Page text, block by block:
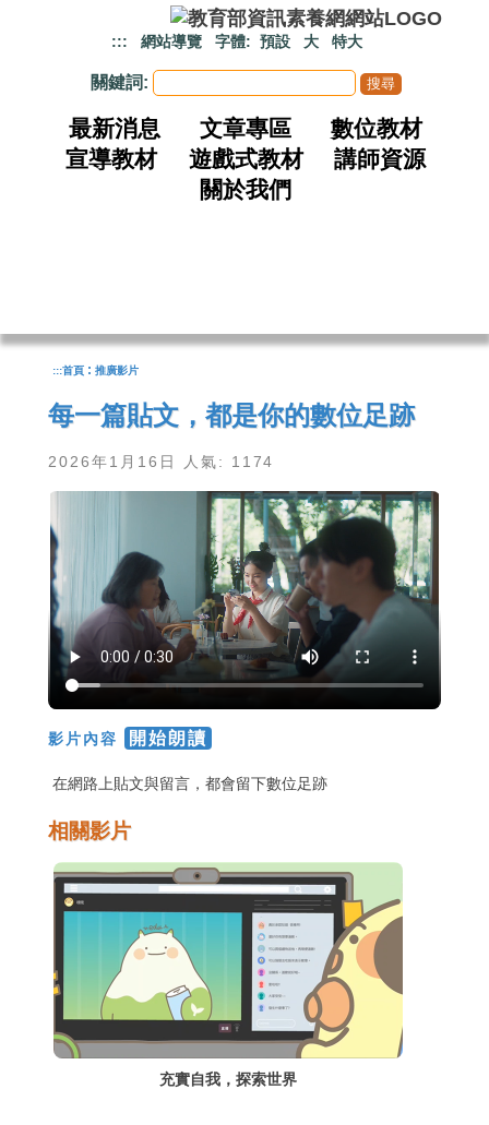
::: 網站導覽 字體: 預設 大 特大
關鍵詞:
最新消息 文章專區
數位教材
宣導教材
遊戲式教材
講師資源
關於我們
:::首頁 : 推廣影片
每一篇貼文，都是你的數位足跡
2026年1月16日 人氣: 1174
影片內容 開始朗讀
在網路上貼文與留言，都會留下數位足跡
相關影片
充實自我，探索世界